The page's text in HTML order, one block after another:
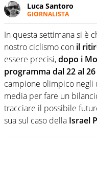
Luca Santoro
GIORNALISTA
Esperto di
di tutto ciò che sia
meglio di sé
quattro ruote
In questa settimana si è
nostro ciclismo con il
essere precisi,dopo i
programma dal 22 al
campione olimpico negli
media per fare un
tracciare il possibile
sua sul caso della Israel